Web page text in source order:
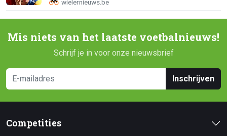
Mis niets van het laatste voetbalnieuws!
Schrijf je in voor onze nieuwsbrief
Inschrijven
Competities